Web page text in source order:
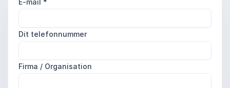
E-mail *
Dit telefonnummer
Firma / Organisation